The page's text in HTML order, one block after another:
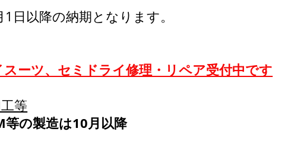
日以降の納期となります。
ーツ、セミドライ修理・リペア受付中です
等
等の製造は10月以降